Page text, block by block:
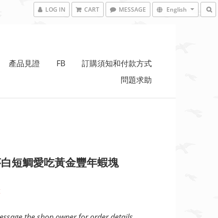
LOG IN CART MESSAGE English
產品見證 FB
訂購須知和付款方式
問題求助
短鯛愛吃黃金豐年蝦塊